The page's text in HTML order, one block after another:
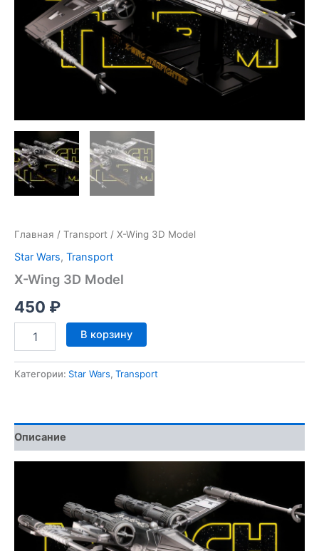
Главная / Transport / X-Wing 3D Model
Star Wars, Transport
X-Wing 3D Model
450 ₽
Количество
товара
Wing
В корзину
Категории: Star Wars, Transport
Описание